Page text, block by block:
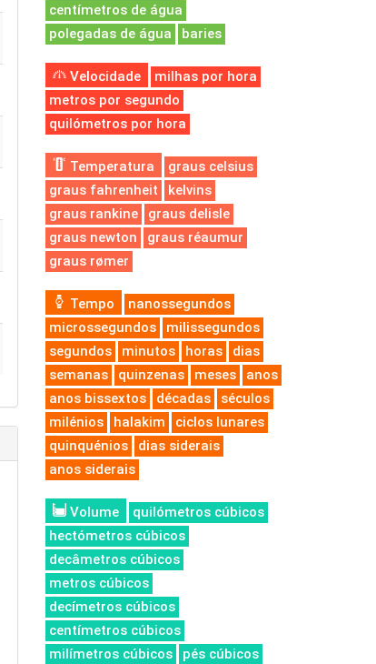
centímetros de água
polegadas de água
baries
Velocidade
milhas por hora
metros por segundo
quilómetros por hora
Temperatura
graus celsius
graus fahrenheit
kelvins
graus rankine
graus delisle
graus newton
graus réaumur
graus rømer
Tempo
nanossegundos
microssegundos
milissegundos
segundos
minutos horas
dias
semanas
quinzenas meses
anos
anos bissextos
décadas
séculos
milénios
halakim
ciclos lunares
quinquénios
dias siderais
anos siderais
Volume
quilómetros cúbicos
hectómetros cúbicos
decâmetros cúbicos
metros cúbicos
decímetros cúbicos
centímetros cúbicos
milímetros cúbicos
pés cúbicos